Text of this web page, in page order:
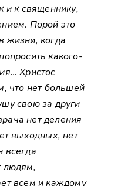
и к священнику,
Порой это
жизни, когда
какого-
Христос
что нет большей
свою за други
нет деления
выходных, нет
людям,
всем и каждому